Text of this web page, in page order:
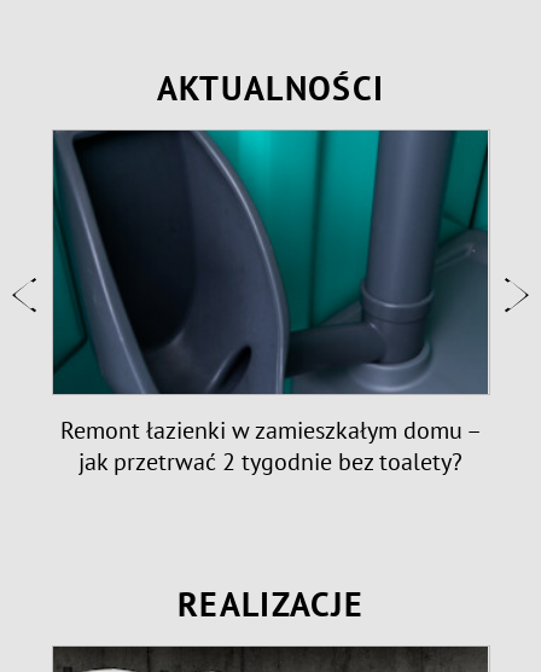
AKTUALNOŚCI
Remont łazienki w zamieszkałym domu –
jak przetrwać 2 tygodnie bez toalety?
REALIZACJE